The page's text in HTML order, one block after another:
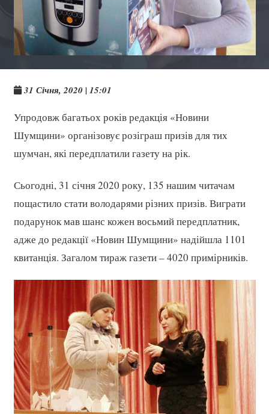
31 Січня, 2020 | 15:01
Упродовж багатьох років редакція «Новини
Шумщини» організовує розіграш призів для тих
шумчан, які передплатили газету на рік.
Сьогодні, 31 січня 2020 року, 135 нашим читачам
пощастило стати володарями різних призів. Виграти
подарунок мав шанс кожен восьмий передплатник,
адже до редакції «Новин Шумщини» надійшла 1101
квитанція. Загалом тираж газети – 4020 примірників.